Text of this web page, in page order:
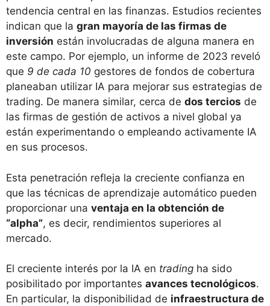
tendencia central en las finanzas. Estudios recientes
indican que la gran mayoría de las firmas de
inversión están involucradas de alguna manera en
este campo. Por ejemplo, un informe de 2023 reveló
que 9 de cada 10 gestores de fondos de cobertura
planeaban utilizar IA para mejorar sus estrategias de
trading​. De manera similar, cerca de dos tercios de
las firmas de gestión de activos a nivel global ya
están experimentando o empleando activamente IA
en sus procesos​.
Esta penetración refleja la creciente confianza en
que las técnicas de aprendizaje automático pueden
proporcionar una ventaja en la obtención de
“alpha”, es decir, rendimientos superiores al
mercado.
El creciente interés por la IA en trading ha sido
posibilitado por importantes avances tecnológicos.
En particular, la disponibilidad de infraestructura de